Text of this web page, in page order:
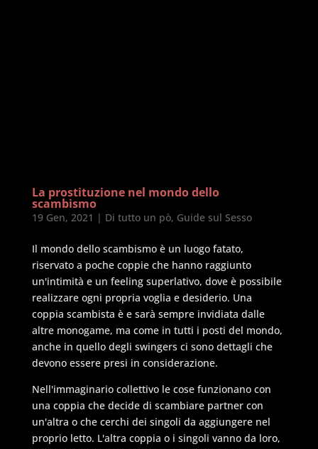
La prostituzione nel mondo dello
scambismo
19 Gen, 2021 | Di tutto un pò, Guide sul Sesso
Il mondo dello scambismo è un luogo fatato,
riservato a poche coppie che hanno raggiunto
un'intimità e un feeling superlativo, dove è possibile
realizzare ogni propria voglia e desiderio. Una
coppia scambista è e sarà sempre invidiata dalle
altre monogame, ma come in tutti i posti del mondo,
anche in quello degli swingers ci sono dettagli che
devono essere presi in considerazione.
Nell'immaginario collettivo le cose funzionano con
una coppia che decide di scambiare partner con
un'altra o che cerchi dei singoli da aggiungere nel
proprio letto. L'altra coppia o i singoli vanno da loro,